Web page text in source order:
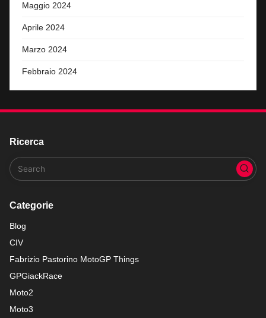
Maggio 2024
Aprile 2024
Marzo 2024
Febbraio 2024
Ricerca
Categorie
Blog
CIV
Fabrizio Pastorino MotoGP Things
GPGiackRace
Moto2
Moto3